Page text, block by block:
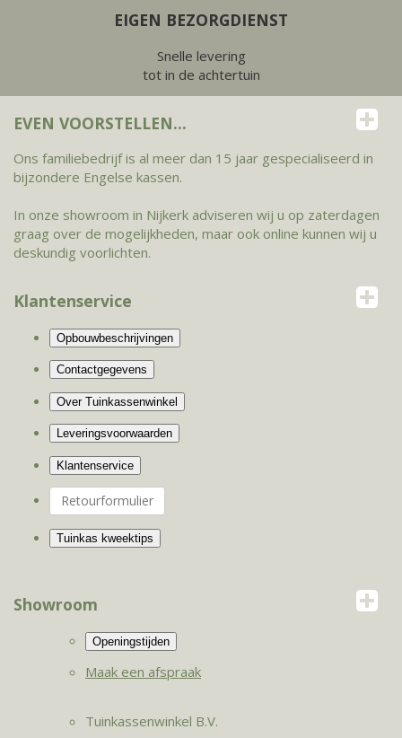
EIGEN BEZORGDIENST
Snelle levering
tot in de achtertuin
EVEN VOORSTELLEN...
Ons familiebedrijf is al meer dan 15 jaar gespecialiseerd in
bijzondere Engelse kassen.
In onze showroom in Nijkerk adviseren wij u op zaterdagen
graag over de mogelijkheden, maar ook online kunnen wij u
deskundig voorlichten.
Klantenservice
Retourformulier
Showroom
Maak een afspraak
Tuinkassenwinkel B.V.